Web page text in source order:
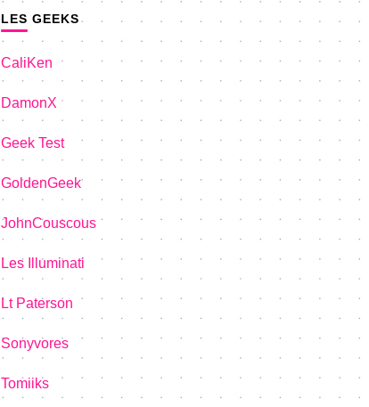
LES GEEKS
CaliKen
DamonX
Geek Test
GoldenGeek
JohnCouscous
Les Illuminati
Lt Paterson
Sonyvores
Tomiiks